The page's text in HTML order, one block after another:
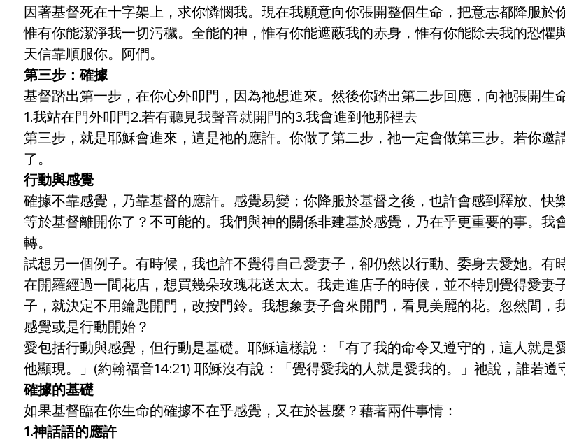
因著基督死在十字架上，求你憐憫我。現在我願意向你張開整個生命，把意志都降服於
惟有你能潔淨我一切污穢。全能的神，惟有你能遮蔽我的赤身，惟有你能除去我的恐
天信靠順服你。阿們。
第三步：確據
基督踏出第一步，在你心外叩門，因為祂想進來。然後你踏出第二步回應，向祂張開生
1.我站在門外叩門2.若有聽見我聲音就開門的3.我會進到他那裡去
第三步，就是耶穌會進來，這是祂的應許。你做了第二步，祂一定會做第三步。若你
了。
行動與感覺
確據不靠感覺，乃靠基督的應許。感覺易變；你降服於基督之後，也許會感到釋放、
等於基督離開你了？不可能的。我們與神的關係非建基於感覺，乃在乎更重要的事。
轉。
試想另一個例子。有時候，我也許不覺得自己愛妻子，卻仍然以行動、委身去愛她。
在開羅經過一間花店，想買幾朵玫瑰花送太太。我走進店子的時候，並不特別覺得愛
子，就決定不用鑰匙開門，改按門鈴。我想象妻子會來開門，看見美麗的花。忽然間
感覺或是行動開始？
愛包括行動與感覺，但行動是基礎。耶穌這樣說：「有了我的命令又遵守的，這人就
他顯現。」(約翰福音14:21) 耶穌沒有說：「覺得愛我的人就是愛我的。」祂說，誰若遵
確據的基礎
如果基督臨在你生命的確據不在乎感覺，又在於甚麼？藉著兩件事情：
1.神話語的應許